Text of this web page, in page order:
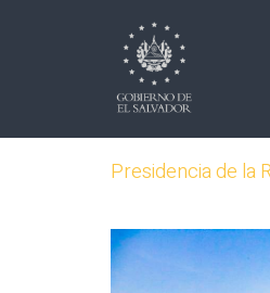
Presidencia de la